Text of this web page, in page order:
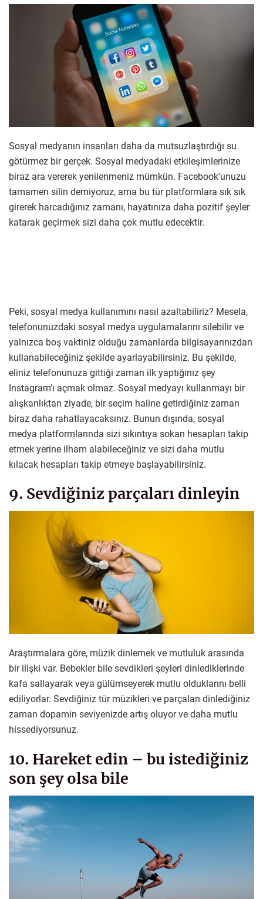
Sosyal medyanın insanları daha da mutsuzlaştırdığı su
götürmez bir gerçek. Sosyal medyadaki etkileşimlerinize
biraz ara vererek yenilenmeniz mümkün. Facebook’unuzu
tamamen silin demiyoruz, ama bu tür platformlara sık sık
girerek harcadığınız zamanı, hayatınıza daha pozitif şeyler
katarak geçirmek sizi daha çok mutlu edecektir.
Peki, sosyal medya kullanımını nasıl azaltabiliriz? Mesela,
telefonunuzdaki sosyal medya uygulamalarını silebilir ve
yalnızca boş vaktiniz olduğu zamanlarda bilgisayarınızdan
kullanabileceğiniz şekilde ayarlayabilirsiniz. Bu şekilde,
eliniz telefonunuza gittiği zaman ilk yaptığınız şey
Instagram’ı açmak olmaz. Sosyal medyayı kullanmayı bir
alışkanlıktan ziyade, bir seçim haline getirdiğiniz zaman
biraz daha rahatlayacaksınız. Bunun dışında, sosyal
medya platformlarında sizi sıkıntıya sokan hesapları takip
etmek yerine ilham alabileceğiniz ve sizi daha mutlu
kılacak hesapları takip etmeye başlayabilirsiniz.
9. Sevdiğiniz parçaları dinleyin
Araştırmalara göre, müzik dinlemek ve mutluluk arasında
bir ilişki var. Bebekler bile sevdikleri şeyleri dinlediklerinde
kafa sallayarak veya gülümseyerek mutlu olduklarını belli
ediliyorlar. Sevdiğiniz tür müzikleri ve parçaları dinlediğiniz
zaman dopamin seviyenizde artış oluyor ve daha mutlu
hissediyorsunuz.
10. Hareket edin – bu istediğiniz
son şey olsa bile